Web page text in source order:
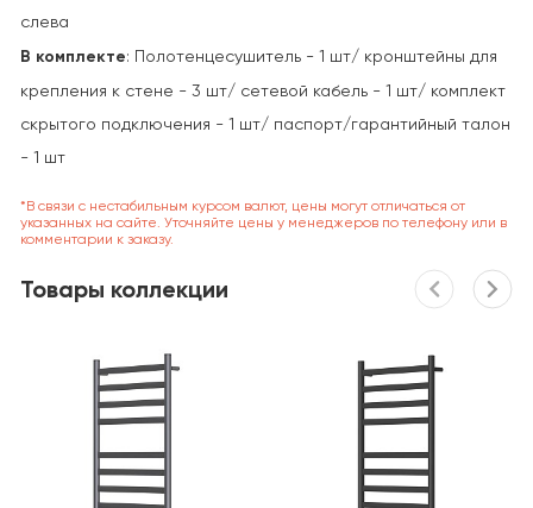
слева
В комплекте: Полотенцесушитель - 1 шт/ кронштейны для
крепления к стене - 3 шт/ сетевой кабель - 1 шт/ комплект
скрытого подключения - 1 шт/ паспорт/гарантийный талон
- 1 шт
*В связи с нестабильным курсом валют, цены могут отличаться от
указанных на сайте. Уточняйте цены у менеджеров по телефону или в
комментарии к заказу.
Товары коллекции